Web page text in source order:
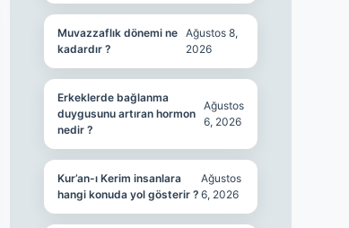
Muvazzaflık dönemi ne
kadardır ?
Ağustos 8,
2026
Erkeklerde bağlanma
duygusunu artıran hormon
nedir ?
Ağustos
6, 2026
Kur’an-ı Kerim insanlara
hangi konuda yol gösterir ?
Ağustos
6, 2026